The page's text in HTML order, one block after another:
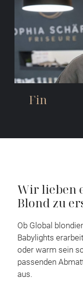
Fin
Wir lieben
Blond zu
Ob Global
Babylights
oder warm sein
passenden
aus.